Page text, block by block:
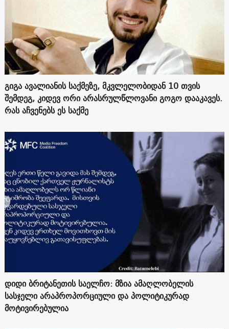
გიგა ავალიანის საქმეზე, მკვლელობიდან 10 თვის
შემდეგ, კიდევ ორი არასრულწლოვანი გოგო დააკავეს.
რას აჩვენებს ეს საქმე
დიდი ბრიტანეთის საელჩო: მზია ამაღლობელის
სასჯელი არაპროპორციული და პოლიტიკურად
მოტივირებულია